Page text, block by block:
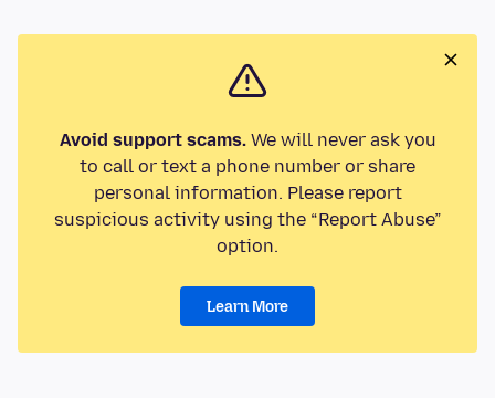
Avoid support scams.We will never ask you
to call or text a phone number or share
personal information. Please report
suspicious activity using the “Report Abuse”
option.
Learn More